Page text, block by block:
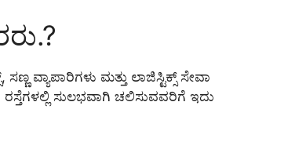
ವ್ಯಾಪಾರಿಗಳು ಮತ್ತು ಲಾಜಿಸ್ಟಿಕ್ಸ್ ಸೇವಾ
ಸುಲಭವಾಗಿ ಚಲಿಸುವವರಿಗೆ ಇದು